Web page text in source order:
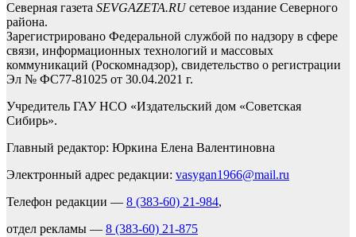
Северная газета SEVGAZETA.RUсетевое издание Северного
района.
Зарегистрировано Федеральной службой по надзору в сфере
связи, информационных технологий и массовых
коммуникаций (Роскомнадзор), свидетельство о регистрации
Эл № ФС77-81025 от 30.04.2021 г.
Учредитель ГАУ НСО «Издательский дом «Советская
Сибирь».
Главный редактор: Юркина Елена Валентиновна
Электронный адрес редакции: vasygan1966@mail.ru
Телефон редакции — 8 (383-60) 21-984,
отдел рекламы — 8 (383-60) 21-875